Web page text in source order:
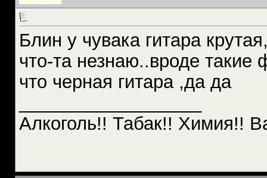
Блин у чувака гитара
что-та незнаю..вроде
что черная гитара ,да да
Алкоголь!! Табак!! Химия!!